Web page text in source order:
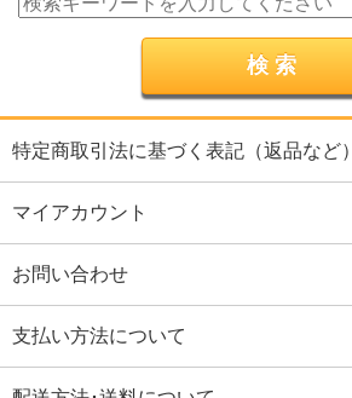
特定商取引法に基づく表記（返品など）
マイアカウント
お問い合わせ
支払い方法について